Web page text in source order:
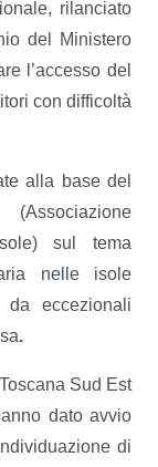
rilanciato
del Ministero
l’accesso del
con difficoltà
alla base del
sul tema
nelle isole
eccezionali
.
Sud Est
dato avvio
di